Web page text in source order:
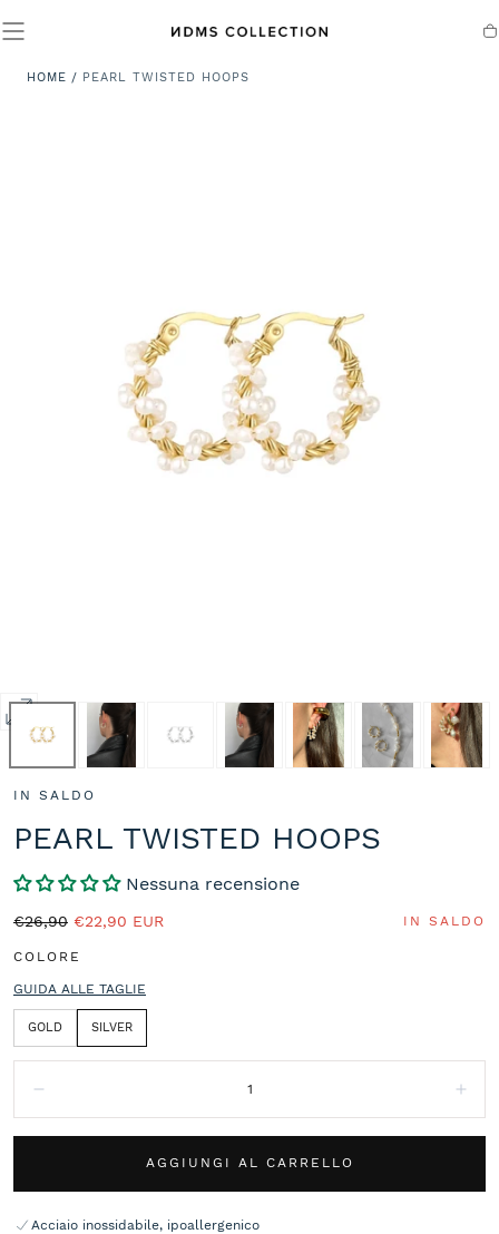
CONTENUTO
Apri
media
2
in
modale
HOME / PEARL TWISTED HOOPS
IN SALDO
PEARL TWISTED HOOPS
Nessuna recensione
Prezzo
€26,90 Prezzo
saldo
€22,90 EUR IN SALDO
COLORE
GUIDA ALLE TAGLIE
GOLD SILVER
AGGIUNGI AL CARRELLO
Acciaio inossidabile, ipoallergenico